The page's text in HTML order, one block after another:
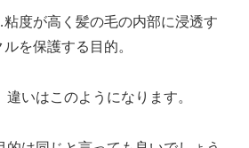
度が高く髪の毛の内部に浸透す
を保護する目的。
いはこのようになります。